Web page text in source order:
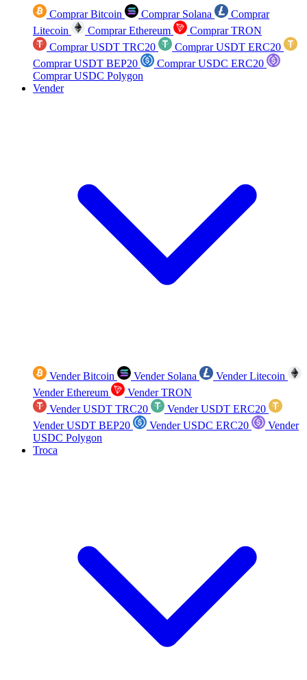
Comprar Bitcoin Comprar Solana
Comprar
Litecoin
Comprar Ethereum
Comprar TRON
Comprar USDT TRC20
Comprar USDT ERC20
Comprar USDT BEP20
Comprar USDC ERC20
Comprar USDC Polygon
Vender
Vender Bitcoin Vender Solana
Vender Litecoin
Vender Ethereum
Vender TRON
Vender USDT TRC20
Vender USDT ERC20
Vender USDT BEP20
Vender USDC ERC20
Vender
USDC Polygon
Troca